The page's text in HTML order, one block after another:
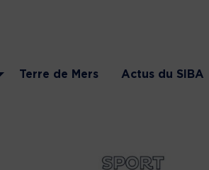
Terre de Mers Actus du SIBA